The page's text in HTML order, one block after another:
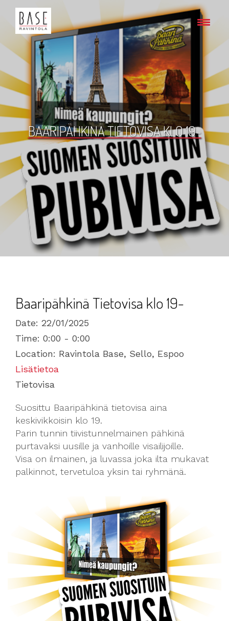
BAARIPÄHKINÄ TIETOVISA KLO 19-
Baaripähkinä Tietovisa klo 19-
Date: 22/01/2025
Time: 0:00 - 0:00
Location: Ravintola Base, Sello, Espoo
Lisätietoa
Tietovisa
Suosittu Baaripähkinä tietovisa aina
keskivikkoisin klo 19.
Parin tunnin tiivistunnelmainen pähkinä
purtavaksi uusille ja vanhoille visailijoille.
Visa on ilmainen, ja luvassa joka ilta mukavat
palkinnot, tervetuloa yksin tai ryhmänä.